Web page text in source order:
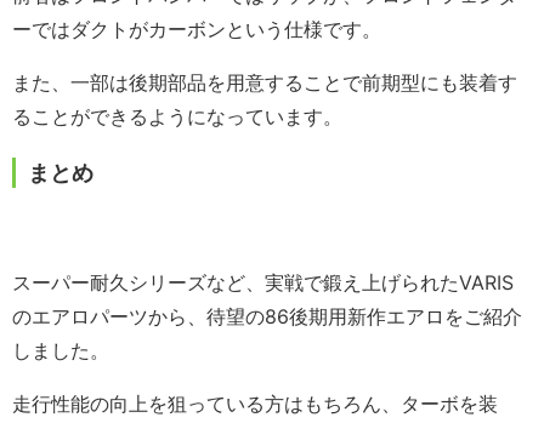
ーではダクトがカーボンという仕様です。
また、一部は後期部品を用意することで前期型にも装着す
ることができるようになっています。
まとめ
スーパー耐久シリーズなど、実戦で鍛え上げられたVARIS
のエアロパーツから、待望の86後期用新作エアロをご紹介
しました。
走行性能の向上を狙っている方はもちろん、ターボを装